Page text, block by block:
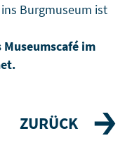
Burgmuseum ist
im
ZURÜCK